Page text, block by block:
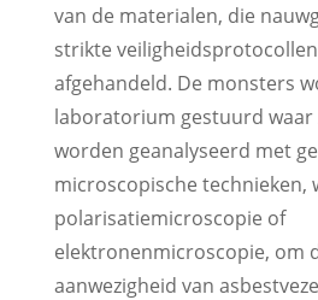
van de materialen, die
strikte
afgehandeld. De monsters
laboratorium gestuurd waar
worden geanalyseerd met
microscopische technieken,
polarisatiemicroscopie of
elektronenmicroscopie, om
aanwezigheid van